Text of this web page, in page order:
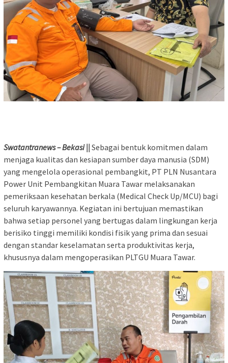
Swatantranews – Bekasi || Sebagai bentuk komitmen dalam
menjaga kualitas dan kesiapan sumber daya manusia (SDM)
yang mengelola operasional pembangkit, PT PLN Nusantara
Power Unit Pembangkitan Muara Tawar melaksanakan
pemeriksaan kesehatan berkala (Medical Check Up/MCU) bagi
seluruh karyawannya. Kegiatan ini bertujuan memastikan
bahwa setiap personel yang bertugas dalam lingkungan kerja
berisiko tinggi memiliki kondisi fisik yang prima dan sesuai
dengan standar keselamatan serta produktivitas kerja,
khususnya dalam mengoperasikan PLTGU Muara Tawar.